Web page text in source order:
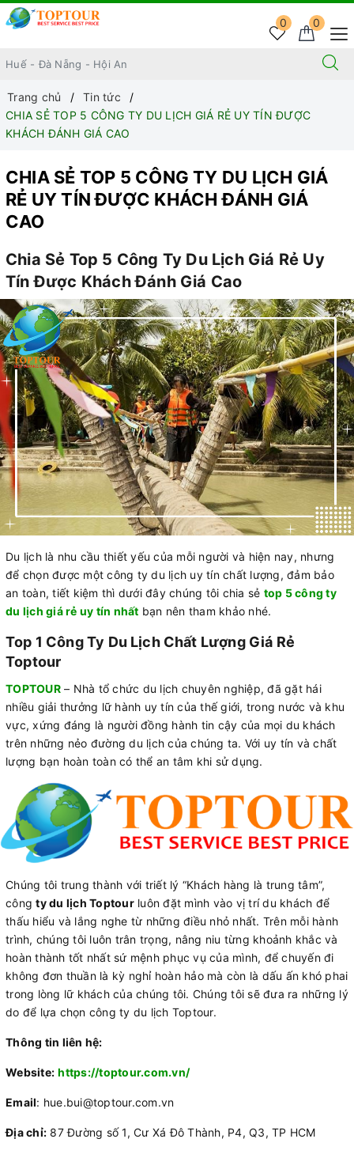
0
0
Trang chủ
Tin tức
CHIA SẺ TOP 5 CÔNG TY DU LỊCH GIÁ RẺ UY TÍN ĐƯỢC
KHÁCH ĐÁNH GIÁ CAO
CHIA SẺ TOP 5 CÔNG TY DU LỊCH GIÁ
RẺ UY TÍN ĐƯỢC KHÁCH ĐÁNH GIÁ
CAO
Chia Sẻ Top 5 Công Ty Du Lịch Giá Rẻ Uy
Tín Được Khách Đánh Giá Cao
Du lịch là nhu cầu thiết yếu của mỗi người và hiện nay, nhưng
để chọn được một công ty du lịch uy tín chất lượng, đảm bảo
an toàn, tiết kiệm thì dưới đây chúng tôi chia sẻ top 5 công ty
du lịch giá rẻ uy tín nhất bạn nên tham khảo nhé.
Top 1 Công Ty Du Lịch Chất Lượng Giá Rẻ
Toptour
TOPTOUR– Nhà tổ chức du lịch chuyên nghiệp, đã gặt hái
nhiều giải thưởng lữ hành uy tín của thế giới, trong nước và khu
vực, xứng đáng là người đồng hành tin cậy của mọi du khách
trên những nẻo đường du lịch của chúng ta. Với uy tín và chất
lượng bạn hoàn toàn có thể an tâm khi sử dụng.
Chúng tôi trung thành với triết lý “Khách hàng là trung tâm”,
côngty du lịch Toptourluôn đặt mình vào vị trí du khách để
thấu hiểu và lắng nghe từ những điều nhỏ nhất. Trên mỗi hành
trình, chúng tôi luôn trân trọng, nâng niu từng khoảnh khắc và
hoàn thành tốt nhất sứ mệnh phục vụ của mình, để chuyến đi
không đơn thuần là kỳ nghỉ hoàn hảo mà còn là dấu ấn khó phai
trong lòng lữ khách của chúng tôi. Chúng tôi sẽ đưa ra những lý
do để lựa chọn công ty du lịch Toptour.
Thông tin liên hệ:
Website: https://toptour.com.vn/
Email: hue.bui@toptour.com.vn
Địa chỉ: 87 Đường số 1, Cư Xá Đô Thành, P4, Q3, TP HCM